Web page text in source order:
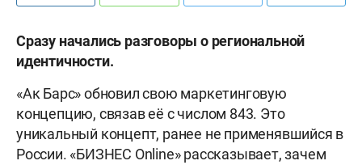
Сразу начались разговоры о региональной
идентичности.
«Ак Барс» обновил свою маркетинговую
концепцию, связав её с числом 843. Это
уникальный концепт, ранее не применявшийся в
России. «БИЗНЕС Online» рассказывает, зачем